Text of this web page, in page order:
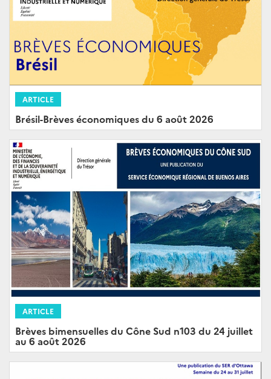
ARTICLE
Brésil-Brèves économiques du 6 août 2026
ARTICLE
Brèves bimensuelles du Cône Sud n103 du 24 juillet
au 6 août 2026